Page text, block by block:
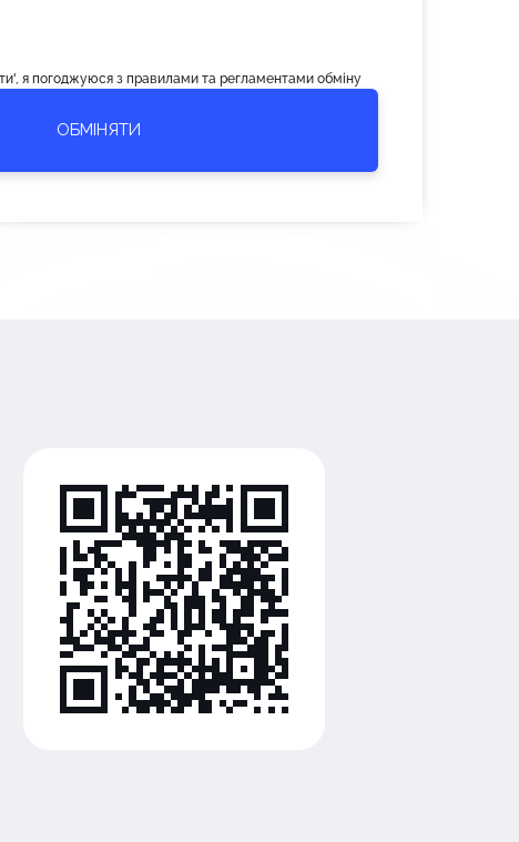
я погоджуюся з правилами та регламентами обміну
ОБМІНЯТИ